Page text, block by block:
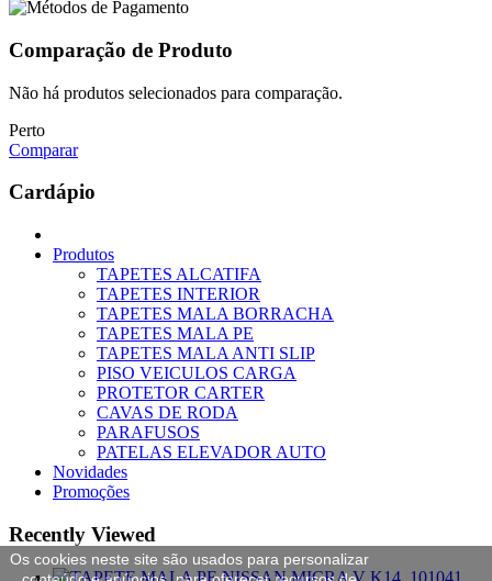
Os cookies neste site são usados para personalizar
Comparação de Produto
Não há produtos selecionados para comparação.
Perto
Comparar
Cardápio
Produtos
TAPETES ALCATIFA
TAPETES INTERIOR
TAPETES MALA BORRACHA
TAPETES MALA PE
TAPETES MALA ANTI SLIP
PISO VEICULOS CARGA
PROTETOR CARTER
CAVAS DE RODA
PARAFUSOS
PATELAS ELEVADOR AUTO
Novidades
Promoções
Recently Viewed